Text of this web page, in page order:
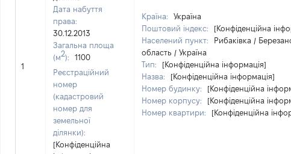
1
Дата набуття
права:
30.12.2013
Загальна площа
(м2):
1100
Реєстраційний
номер
(кадастровий
номер для
земельної
ділянки):
[Конфіденційна
Країна:
Україна
Поштовий індекс:
[Конфіденційна
Населений пункт:
Рибаківка /
область / Україна
Тип:
[Конфіденційна інформація]
Назва:
[Конфіденційна інформація]
Номер будинку:
[Конфіденційна
Номер корпусу:
[Конфіденційна
Номер квартири:
[Конфіденційна